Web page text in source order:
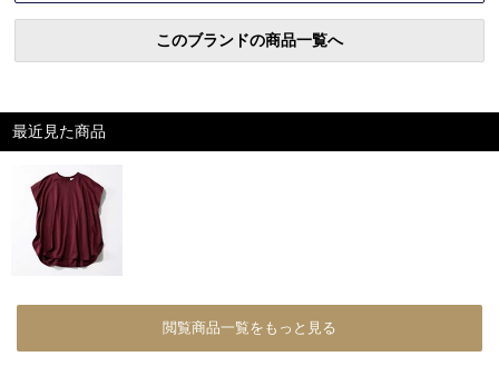
このブランドの商品一覧へ
最近見た商品
閲覧商品一覧をもっと見る